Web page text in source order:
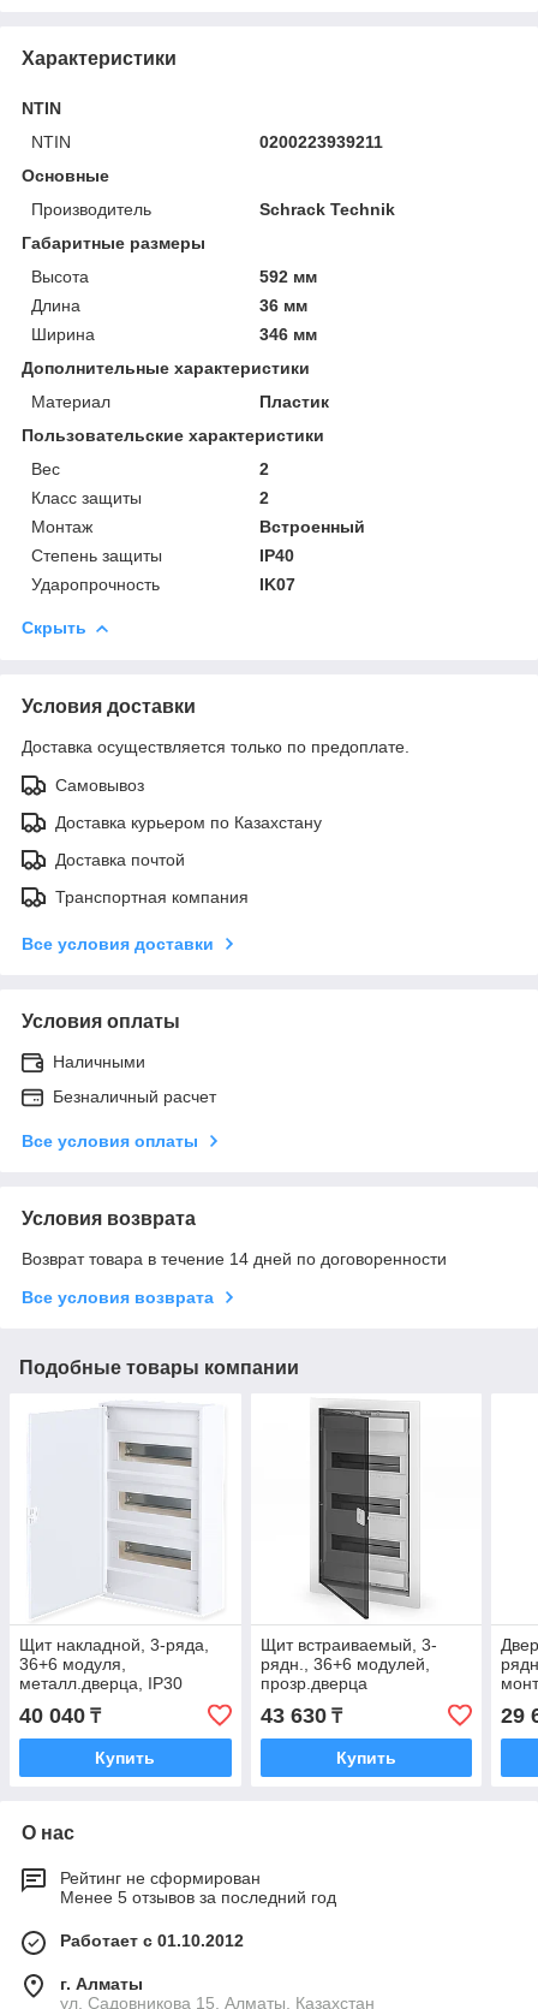
Характеристики
NTIN
NTIN
0200223939211
Основные
Производитель
Schrack Technik
Габаритные размеры
Высота
592 мм
Длина
36 мм
Ширина
346 мм
Дополнительные характеристики
Материал
Пластик
Пользовательские характеристики
Вес
2
Класс защиты
2
Монтаж
Встроенный
Степень защиты
IP40
Ударопрочность
IK07
Скрыть
Условия доставки
Доставка осуществляется только по предоплате.
Самовывоз
Доставка курьером по Казахстану
Доставка почтой
Транспортная компания
Все условия доставки
Условия оплаты
Наличными
Безналичный расчет
Все условия оплаты
Условия возврата
Возврат товара в течение 14 дней по договоренности
Все условия возврата
Подобные товары компании
Щит накладной, 3-ряда,
36+6 модуля,
металл.дверца, IP30
40 040 ₸
Купить
Щит встраиваемый, 3-
рядн., 36+6 модулей,
прозр.дверца
43 630₸
Купить
29
О нас
Рейтинг не сформирован
Менее 5 отзывов за последний год
Работает с 01.10.2012
г. Алматы
ул. Садовникова 15, Алматы, Казахстан